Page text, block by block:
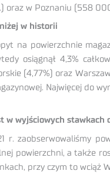
oraz w Poznaniu (558
w historii
na powierzchnie
osiągnął 4,3%
(4,77%) oraz
Najwięcej do
w wyjściowych stawkach
r. zaobserwowaliśmy
powierzchni, a także
przy czym to wciąż